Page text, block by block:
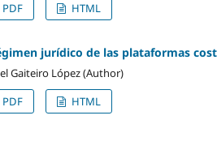
PDF
HTML
jurídico de las plataformas
Gaiteiro López (Author)
PDF
HTML